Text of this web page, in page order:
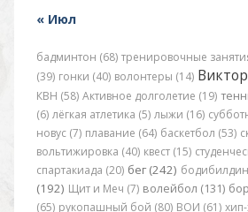
« Июл
бадминтон (68) тренировочные
(39) гонки (40) волонтеры (14)
КВН (58) Активное долголетие (19)
(6) лёгкая атлетика (5) лыжи (16)
новус (7) плавание (64) баскетбол (53)
вольтижировка (40) квест (15)
спартакиада (20) бег (242)
(192) Щит и Меч (7) волейбол (131)
(65) рукопашный бой (80) ВОИ (61)